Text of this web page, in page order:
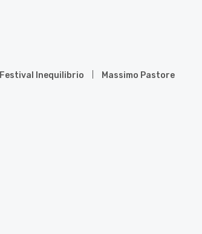
Festival Inequilibrio Massimo Pastore